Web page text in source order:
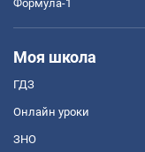
Формула-1
Моя школа
ГДЗ
Онлайн уроки
ЗНО